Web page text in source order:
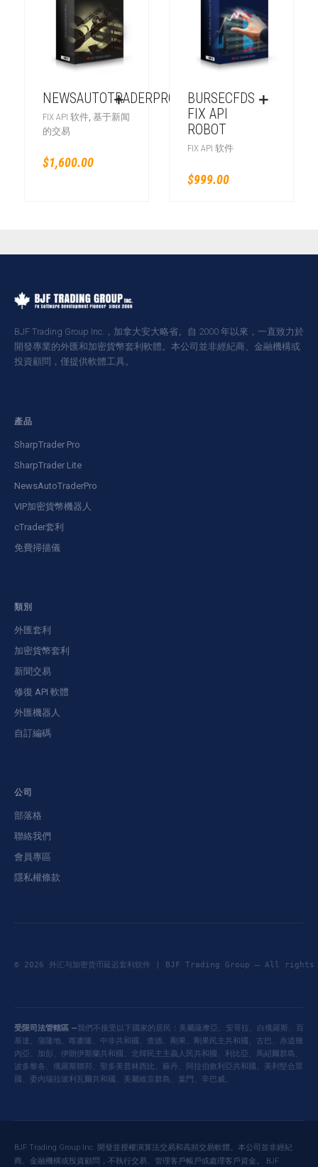
NEWSAUTOTRADERPRO
FIX API 软件 基于新闻
的交易
$1,600.00
BURSECFDS
FIX API
ROBOT
FIX API 软件
$999.00
BJF Trading Group Inc.，加拿大安大略省。自 2000 年以來，一直致力於
開發專業的外匯和加密貨幣套利軟體。本公司並非經紀商、金融機構或
投資顧問，僅提供軟體工具。
產品
SharpTrader Pro
SharpTrader Lite
NewsAutoTraderPro
VIP加密貨幣機器人
cTrader套利
免費掃描儀
類別
外匯套利
加密貨幣套利
新聞交易
修復 API 軟體
外匯機器人
自訂編碼
公司
部落格
聯絡我們
會員專區
隱私權條款
© 2026 外汇与加密货币延迟套利软件 | BJF Trading Group — All
受限司法管轄區 —我們不接受以下國家的居民：美屬薩摩亞、安哥拉、白俄羅斯、百
慕達、蒲隆地、喀麥隆、中非共和國、查德、剛果、剛果民主共和國、古巴、赤道幾
內亞、加彭、伊朗伊斯蘭共和國、北韓民主主義人民共和國、利比亞、馬紹爾群島、
波多黎各、俄羅斯聯邦、聖多美普林西比、蘇丹、阿拉伯敘利亞共和國、美利堅合眾
國、委內瑞拉玻利瓦爾共和國、美屬維京群島、葉門、辛巴威。
BJF Trading Group Inc. 開發並授權演算法交易和高頻交易軟體。本公司並非經紀
商、金融機構或投資顧問，不執行交易、管理客戶帳戶或處理客戶資金。 BJF